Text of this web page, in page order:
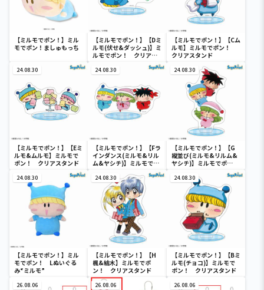
【ミルモでポン！】ミル
モでポン！ましゅもっち
【ミルモでポン！】【Dミ
ルモ(伏せ&ダッシュ)】ミ
ルモでポン！ クリアス
【ミルモでポン！】【Cム
ルモ】ミルモでポン！
クリアスタンド
24.08.30
【ミルモでポン！】【Eミ
ルモ&ムルモ】ミルモで
ポン！ クリアスタンド
24.08.30
【ミルモでポン！】【Fラ
インダンス(ミルモ&リル
ム&ヤシチ)】ミルモでポ
24.08.30
【ミルモでポン！】【G
縦並び(ミルモ&リルム&
ヤシチ)】ミルモでポ
24.08.30
【ミルモでポン！】ミル
モでポン！ Lぬいぐる
み“ミルモ”
24.08.30
【ミルモでポン！】【H
楓&結木】ミルモでポ
ン！ クリアスタンド
24.08.30
【ミルモでポン！】【Bミ
ルモ(チョコ)】ミルモで
ポン！ クリアスタンド
26.08.06 26.08.06 26.08.06